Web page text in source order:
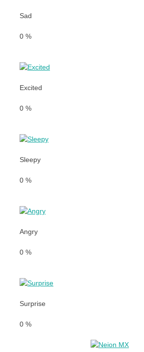
Sad
0 %
Excited
0 %
Sleepy
0 %
Angry
0 %
Surprise
0 %